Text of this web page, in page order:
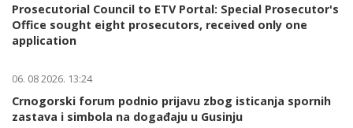
Prosecutorial Council to ETV Portal: Special Prosecutor's
Office sought eight prosecutors, received only one
application
06. 08 2026. 13:24
Crnogorski forum podnio prijavu zbog isticanja spornih
zastava i simbola na događaju u Gusinju